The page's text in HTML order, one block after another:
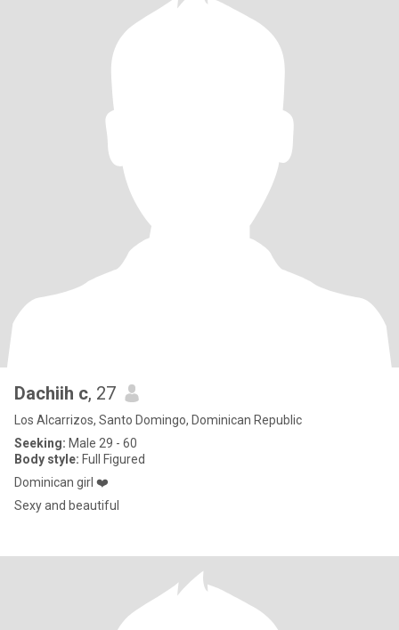
Dachiih c, 27
Los Alcarrizos, Santo Domingo, Dominican Republic
Seeking: Male 29 - 60
Body style: Full Figured
Dominican girl ❤️
Sexy and beautiful